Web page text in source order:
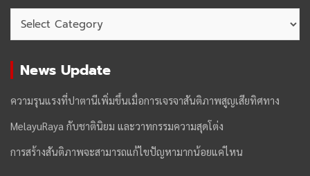
News Update
ความรุนแรงที่ปาตานีเพิ่มขึ้นเมื่อการเจรจาสันติภาพสูญเสียทิศทาง
MelayuRaya กับชาตินิยม และวาทกรรมความสุดโต่ง
การสร้างสันติภาพจะสามารถแก้ไขปัญหามากน้อยแค่ไหน